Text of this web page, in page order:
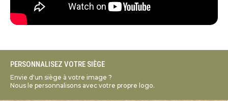
PERSONNALISEZ VOTRE SIÈGE
Envie d'un siège à votre image ?
Nous le personnalisons avec votre propre logo.